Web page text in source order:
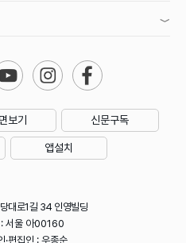
보기 신문구독
앱설치
대로1길 34 인영빌딩
서울 아00160
편집인 : 우종순